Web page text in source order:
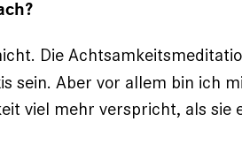
Die
sein. Aber vor allem bin ich
viel mehr verspricht, als sie